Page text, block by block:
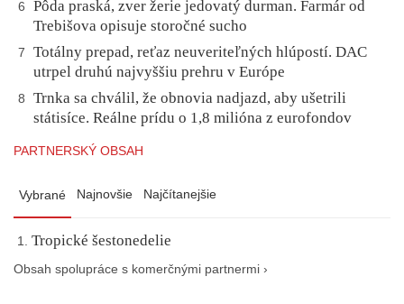
6
Pôda praská, zver žerie jedovatý durman. Farmár od
Trebišova opisuje storočné sucho
7
Totálny prepad, reťaz neuveriteľných hlúpostí. DAC
utrpel druhú najvyššiu prehru v Európe
8
Trnka sa chválil, že obnovia nadjazd, aby ušetrili
státisíce. Reálne prídu o 1,8 milióna z eurofondov
PARTNERSKÝ OBSAH
Vybrané Najnovšie Najčítanejšie
Tropické šestonedelie
Obsah spolupráce s komerčnými partnermi ›